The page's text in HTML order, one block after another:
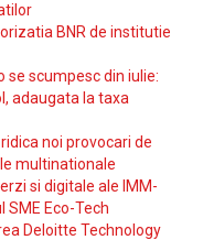
BNR de institutie
se scumpesc din iulie:
adaugata la taxa
noi provocari de
multinationale
si digitale ale IMM-
Eco-Tech
Deloitte Technology